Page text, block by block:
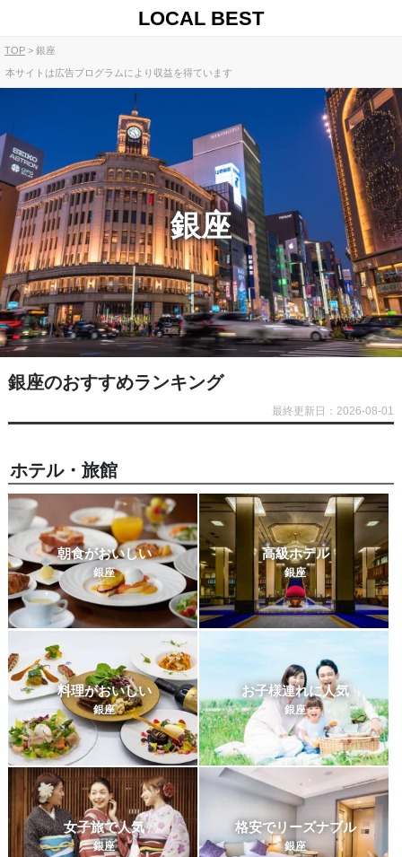
LOCAL BEST
TOP 銀座
本サイトは広告プログラムにより収益を得ています
銀座
銀座のおすすめランキング
最終更新日：2026-08-01
ホテル・旅館
朝食がおいしい
銀座
高級ホテル
銀座
料理がおいしい
銀座
お子様連れに人気
銀座
女子旅で人気
銀座
格安でリーズナブル
銀座